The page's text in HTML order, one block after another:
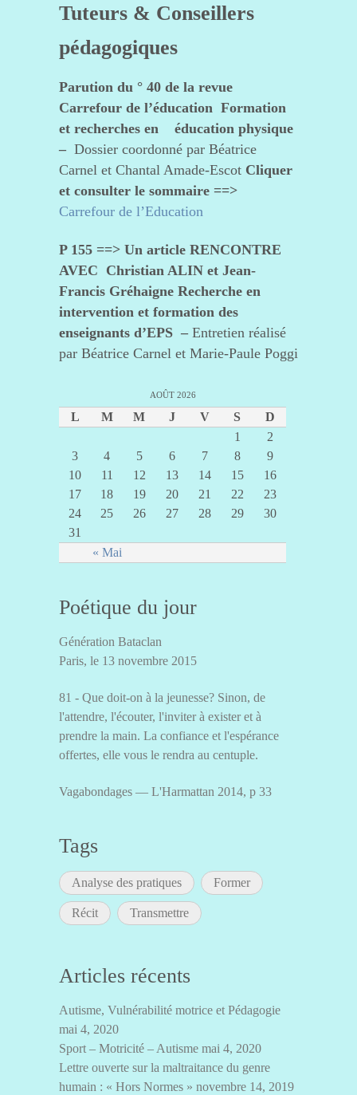
Tuteurs & Conseillers
pédagogiques
Parution du ° 40 de la revue
Carrefour de l’éducation Formation
et recherches en éducation physique
– Dossier coordonné par Béatrice
Carnel et Chantal Amade-Escot Cliquer
et consulter le sommaire ==>
Carrefour de l’Education
P 155 ==> Un article RENCONTRE
AVEC Christian ALIN et Jean-
Francis Gréhaigne Recherche en
intervention et formation des
enseignants d’EPS – Entretien réalisé
par Béatrice Carnel et Marie-Paule Poggi
AOÛT 2026
L M M J V S D
« Mai
1
2
3
4 5 6 7 8
9
10
11 12 13 14 15
16
17
18 19 20 21 22
23
24
25 26 27 28 29
30
31
Poétique du jour
Génération Bataclan
Paris, le 13 novembre 2015
81 - Que doit-on à la jeunesse? Sinon, de
l'attendre, l'écouter, l'inviter à exister et à
prendre la main. La confiance et l'espérance
offertes, elle vous le rendra au centuple.
Vagabondages — L'Harmattan 2014, p 33
Tags
Analyse des pratiques Former
Récit Transmettre
Articles récents
Autisme, Vulnérabilité motrice et Pédagogie
mai 4, 2020
Sport – Motricité – Autisme mai 4, 2020
Lettre ouverte sur la maltraitance du genre
humain : « Hors Normes » novembre 14, 2019